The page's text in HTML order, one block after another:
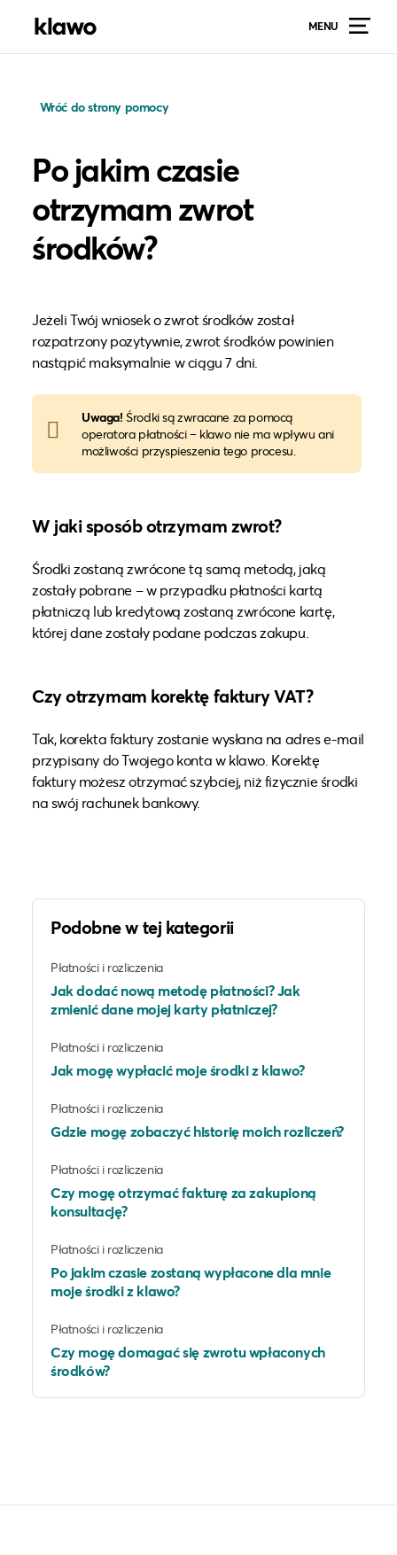
MENU
Wróć do strony pomocy
Po jakim czasie
otrzymam zwrot
środków?
Jeżeli Twój wniosek o zwrot środków został
rozpatrzony pozytywnie, zwrot środków powinien
nastąpić maksymalnie w ciągu 7 dni.
Uwaga! Środki są zwracane za pomocą
operatora płatności – klawo nie ma wpływu ani
możliwości przyspieszenia tego procesu.
W jaki sposób otrzymam zwrot?
Środki zostaną zwrócone tą samą metodą, jaką
zostały pobrane – w przypadku płatności kartą
płatniczą lub kredytową zostaną zwrócone kartę,
której dane zostały podane podczas zakupu.
Czy otrzymam korektę faktury VAT?
Tak, korekta faktury zostanie wysłana na adres e-mail
przypisany do Twojego konta w klawo. Korektę
faktury możesz otrzymać szybciej, niż fizycznie środki
na swój rachunek bankowy.
Podobne w tej kategorii
Płatności i rozliczenia
Jak dodać nową metodę płatności? Jak
zmienić dane mojej karty płatniczej?
Płatności i rozliczenia
Jak mogę wypłacić moje środki z klawo?
Płatności i rozliczenia
Gdzie mogę zobaczyć historię moich rozliczeń?
Płatności i rozliczenia
Czy mogę otrzymać fakturę za zakupioną
konsultację?
Płatności i rozliczenia
Po jakim czasie zostaną wypłacone dla mnie
moje środki z klawo?
Płatności i rozliczenia
Czy mogę domagać się zwrotu wpłaconych
środków?